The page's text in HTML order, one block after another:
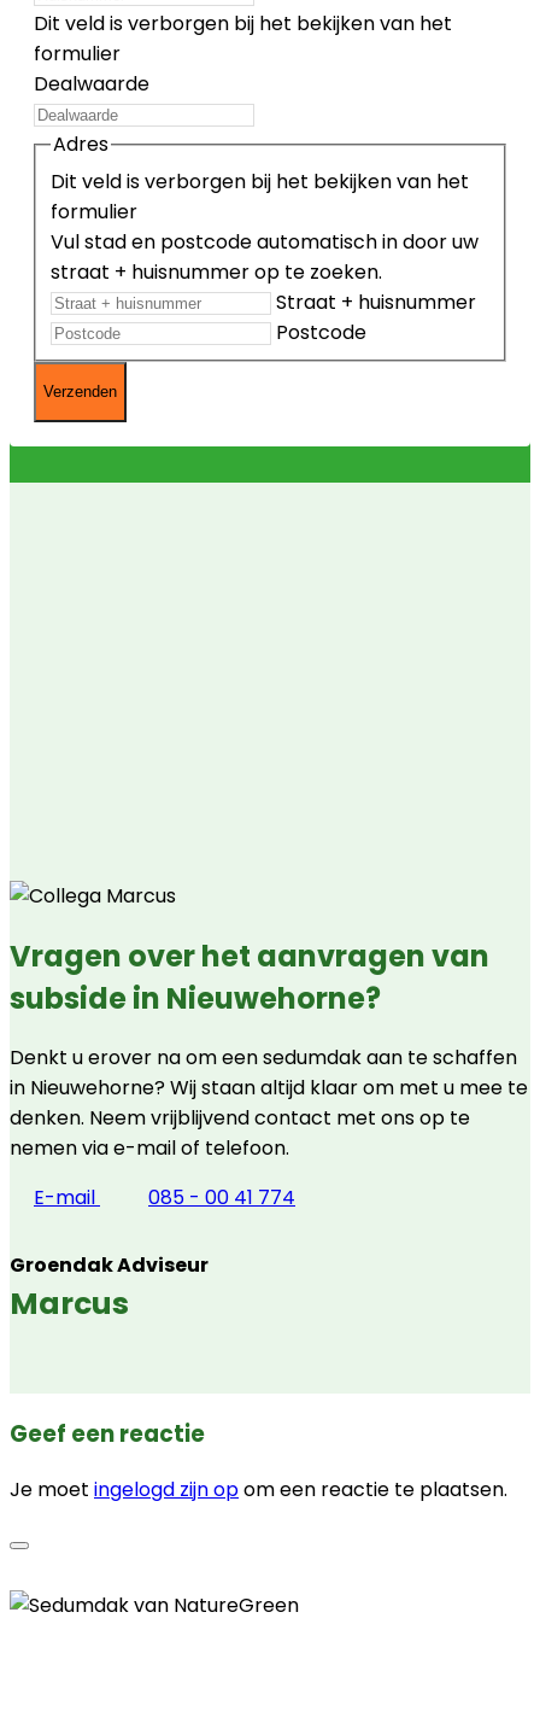
Dit veld is verborgen bij het bekijken van het
formulier
Dealwaarde
Dit veld is verborgen bij het bekijken van het
formulier
Adres
Vul stad en postcode automatisch in door uw
straat + huisnummer op te zoeken.
Straat + huisnummer
Postcode
Vragen over het aanvragen van
subside in Nieuwehorne?
Denkt u erover na om een sedumdak aan te schaffen
in Nieuwehorne? Wij staan altijd klaar om met u mee te
denken. Neem vrijblijvend contact met ons op te
nemen via e-mail of telefoon.
E-mail
085 - 00 41 774
Groendak Adviseur
Marcus
Geef een reactie
Je moet ingelogd zijn opom een reactie te plaatsen.